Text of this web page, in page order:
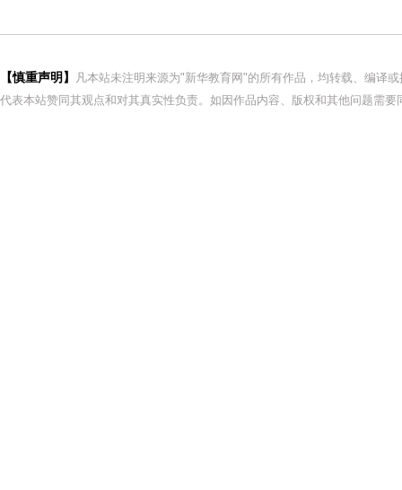
【慎重声明】
凡本站未注明来源为"新华教育网"的所有作品，均转载、编译
代表本站赞同其观点和对其真实性负责。如因作品内容、版权和其他问题需